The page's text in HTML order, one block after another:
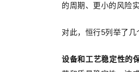
的周期、更小的风险
对此，恒行5列举了几
设备和工艺稳定性的